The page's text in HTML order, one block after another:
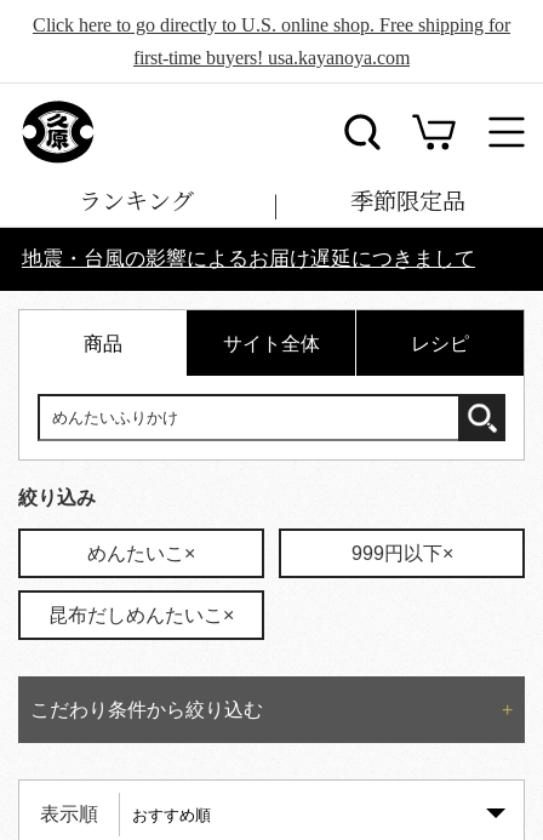
Click here to go directly to U.S. online shop. Free shipping for
first-time buyers! usa.kayanoya.com
ランキング 季節限定品
地震・台風の影響によるお届け遅延につきまして
商品 サイト全体 レシピ
絞り込み
めんたいこ× 999円以下×
昆布だしめんたいこ×
こだわり条件から絞り込む
表示順